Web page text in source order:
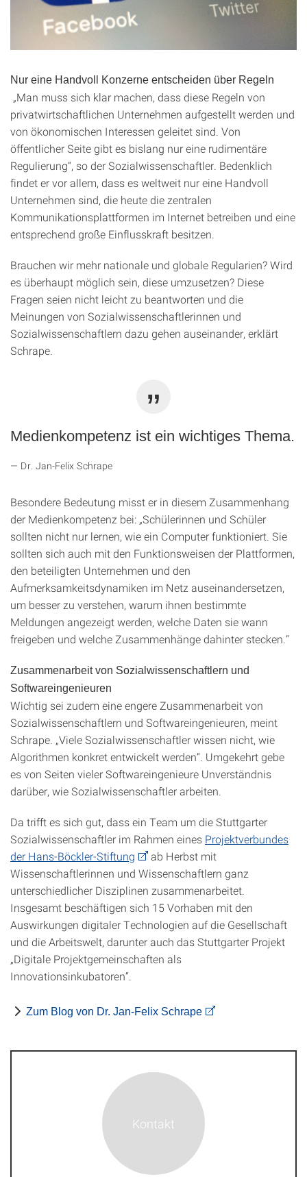
Nur eine Handvoll Konzerne entscheiden über Regeln
„Man muss sich klar machen, dass diese Regeln von
privatwirtschaftlichen Unternehmen aufgestellt werden und
von ökonomischen Interessen geleitet sind. Von
öffentlicher Seite gibt es bislang nur eine rudimentäre
Regulierung“, so der Sozialwissenschaftler. Bedenklich
findet er vor allem, dass es weltweit nur eine Handvoll
Unternehmen sind, die heute die zentralen
Kommunikationsplattformen im Internet betreiben und eine
entsprechend große Einflusskraft besitzen.
Brauchen wir mehr nationale und globale Regularien? Wird
es überhaupt möglich sein, diese umzusetzen? Diese
Fragen seien nicht leicht zu beantworten und die
Meinungen von Sozialwissenschaftlerinnen und
Sozialwissenschaftlern dazu gehen auseinander, erklärt
Schrape.
Medienkompetenz ist ein wichtiges Thema.
Dr. Jan-Felix Schrape
Besondere Bedeutung misst er in diesem Zusammenhang
der Medienkompetenz bei: „Schülerinnen und Schüler
sollten nicht nur lernen, wie ein Computer funktioniert. Sie
sollten sich auch mit den Funktionsweisen der Plattformen,
den beteiligten Unternehmen und den
Aufmerksamkeitsdynamiken im Netz auseinandersetzen,
um besser zu verstehen, warum ihnen bestimmte
Meldungen angezeigt werden, welche Daten sie wann
freigeben und welche Zusammenhänge dahinter stecken.“
Zusammenarbeit von Sozialwissenschaftlern und
Softwareingenieuren
Wichtig sei zudem eine engere Zusammenarbeit von
Sozialwissenschaftlern und Softwareingenieuren, meint
Schrape. „Viele Sozialwissenschaftler wissen nicht, wie
Algorithmen konkret entwickelt werden“. Umgekehrt gebe
es von Seiten vieler Softwareingenieure Unverständnis
darüber, wie Sozialwissenschaftler arbeiten.
Da trifft es sich gut, dass ein Team um die Stuttgarter
Sozialwissenschaftler im Rahmen eines Projektverbundes
der Hans-Böckler-Stiftung
ab Herbst mit
Wissenschaftlerinnen und Wissenschaftlern ganz
unterschiedlicher Disziplinen zusammenarbeitet.
Insgesamt beschäftigen sich 15 Vorhaben mit den
Auswirkungen digitaler Technologien auf die Gesellschaft
und die Arbeitswelt, darunter auch das Stuttgarter Projekt
„Digitale Projektgemeinschaften als
Innovationsinkubatoren“.
Zum Blog von Dr. Jan-Felix Schrape